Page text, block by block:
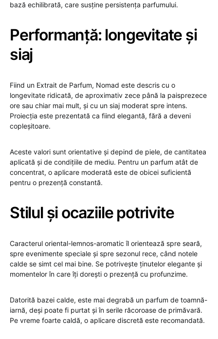
bază echilibrată, care susține persistența parfumului.
Performanță: longevitate și
siaj
Fiind un Extrait de Parfum, Nomad este descris cu o
longevitate ridicată, de aproximativ zece până la paisprezece
ore sau chiar mai mult, și cu un siaj moderat spre intens.
Proiecția este prezentată ca fiind elegantă, fără a deveni
copleșitoare.
Aceste valori sunt orientative și depind de piele, de cantitatea
aplicată și de condițiile de mediu. Pentru un parfum atât de
concentrat, o aplicare moderată este de obicei suficientă
pentru o prezență constantă.
Stilul și ocaziile potrivite
Caracterul oriental-lemnos-aromatic îl orientează spre seară,
spre evenimente speciale și spre sezonul rece, când notele
calde se simt cel mai bine. Se potrivește ținutelor elegante și
momentelor în care îți dorești o prezență cu profunzime.
Datorită bazei calde, este mai degrabă un parfum de toamnă-
iarnă, deși poate fi purtat și în serile răcoroase de primăvară.
Pe vreme foarte caldă, o aplicare discretă este recomandată.